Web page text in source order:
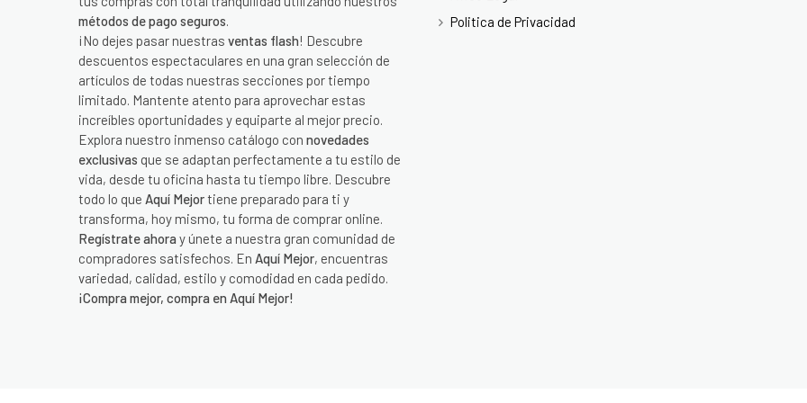
métodos de pago seguros.
¡No dejes pasar nuestras ventas flash! Descubre
descuentos espectaculares en una gran selección de
artículos de todas nuestras secciones por tiempo
limitado. Mantente atento para aprovechar estas
increíbles oportunidades y equiparte al mejor precio.
Explora nuestro inmenso catálogo con novedades
exclusivas que se adaptan perfectamente a tu estilo de
vida, desde tu oficina hasta tu tiempo libre. Descubre
todo lo que Aquí Mejortiene preparado para ti y
transforma, hoy mismo, tu forma de comprar online.
Regístrate ahora y únete a nuestra gran comunidad de
compradores satisfechos. En Aquí Mejor, encuentras
variedad, calidad, estilo y comodidad en cada pedido.
¡Compra mejor, compra en Aquí Mejor!
Politica de Privacidad